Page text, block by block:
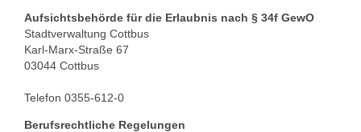
Aufsichtsbehörde für die Erlaubnis nach § 34f GewO
Stadtverwaltung Cottbus
Karl-Marx-Straße 67
03044 Cottbus
Telefon 0355-612-0
Berufsrechtliche Regelungen